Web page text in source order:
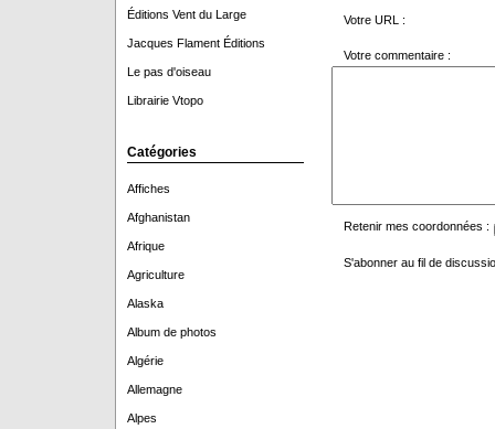
Éditions Vent du Large
Jacques Flament Éditions
Le pas d'oiseau
Librairie Vtopo
Catégories
Affiches
Afghanistan
Afrique
Agriculture
Alaska
Album de photos
Algérie
Allemagne
Alpes
Votre URL :
Votre commentaire :
Retenir mes coordonnées :
S'abonner au fil de